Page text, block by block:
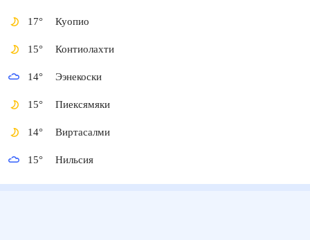
17° Куопио
15° Контиолахти
14° Ээнекоски
15° Пиексямяки
14° Виртасалми
15° Нильсия